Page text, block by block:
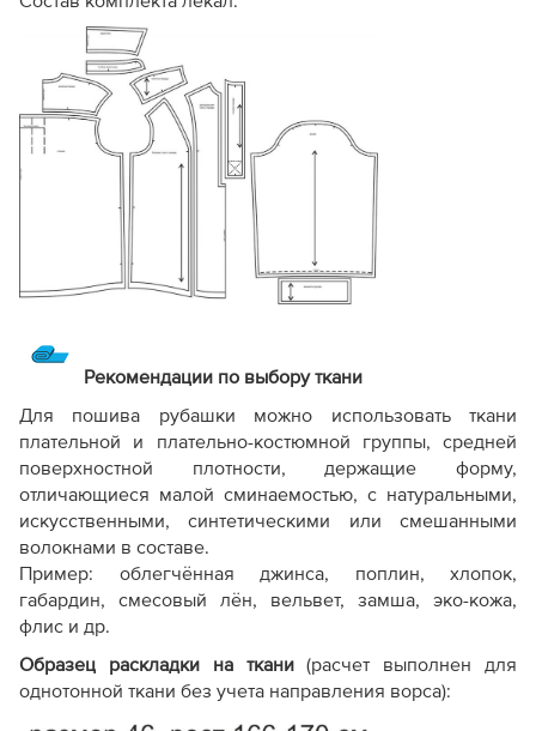
Рекомендации по выбору ткани
Для пошива рубашки можно использовать ткани
плательной и плательно-костюмной группы, средней
поверхностной плотности, держащие форму,
отличающиеся малой сминаемостью, с натуральными,
искусственными, синтетическими или смешанными
волокнами в составе.
Пример: облегчённая джинса, поплин, хлопок,
габардин, смесовый лён, вельвет, замша, эко-кожа,
флис и др.
Образец раскладки на ткани(расчет выполнен для
однотонной ткани без учета направления ворса):